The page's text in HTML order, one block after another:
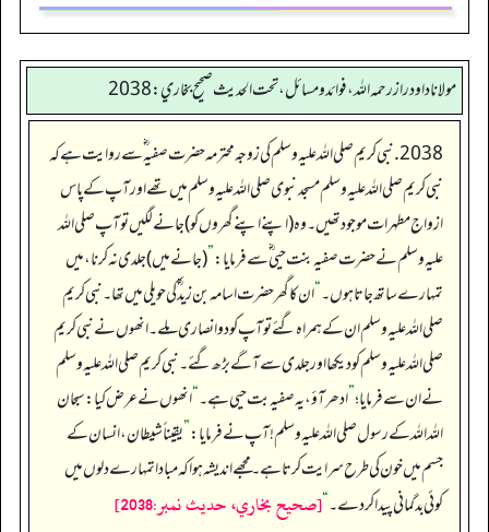
مولانا داود راز رحمه الله، فوائد و مسائل، تحت الحديث صحيح بخاري: 2038
2038. نبی کریم صلی اللہ علیہ وسلم کی زوجہ محترمہ حضرت صفیہ ؓ سے روایت ہے کہ
نبی کریم صلی اللہ علیہ وسلم مسجد نبوی صلی اللہ علیہ وسلم میں تھے اور آپ کے پاس
ازواج مطہرات موجود تھیں۔ وہ (اپنے اپنے گھروں کو) جانے لگیں تو آ پ صلی اللہ
علیہ وسلم نے حضرت صفیہ بنت حیی ؓ سے فرمایا:”(جانے میں) جلدی نہ کرنا، میں
تمہارے ساتھ جاتا ہوں۔“ان کاگھر حضرت اسامہ بن زید ؓ کی حویلی میں تھا۔ نبی کریم
صلی اللہ علیہ وسلم ان کے ہمراہ گئے تو آپ کو دو انصاری ملے۔ انھوں نے نبی کریم
صلی اللہ علیہ وسلم کو دیکھا اور جلدی سے آگے بڑھ گئے۔ نبی کریم صلی اللہ علیہ وسلم
نے ان سے فرمایا؛”ادھر آؤ، یہ صفیہ بت حیی ہے۔“انھوں نے عرض کیا: سبحان
اللہ اللہ کے رسول صلی اللہ علیہ وسلم ! آپ نے فرمایا:”یقیناً شیطان، انسان کے
جسم میں خون کی طرح سرایت کرتا ہے۔ مجھے اندیشہ ہواکہ مبادا تمہارے دلوں میں
کوئی بدگمانی پیدا کردے۔“[صحيح بخاري، حديث نمبر:2038]